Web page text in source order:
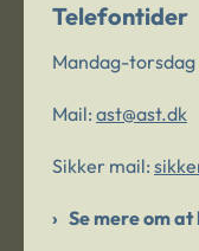
Telefontider
Mandag-torsdag
Mail: ast@ast.dk
Sikker mail:
Se mere om